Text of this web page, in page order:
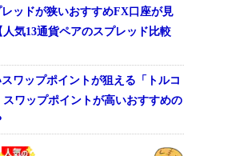
レッドが狭いおすすめFX口座が見
気13通貨ペアのスプレッド比較
ワップポイントが狙える「トルコ
スワップポイントが高いおすすめの